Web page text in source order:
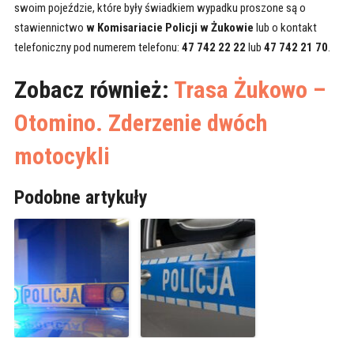
swoim pojeździe, które były świadkiem wypadku proszone są o
stawiennictwo w Komisariacie Policji w Żukowie lub o kontakt
telefoniczny pod numerem telefonu: 47 742 22 22 lub 47 742 21 70.
Zobacz również: Trasa Żukowo –
Otomino. Zderzenie dwóch
motocykli
Podobne artykuły